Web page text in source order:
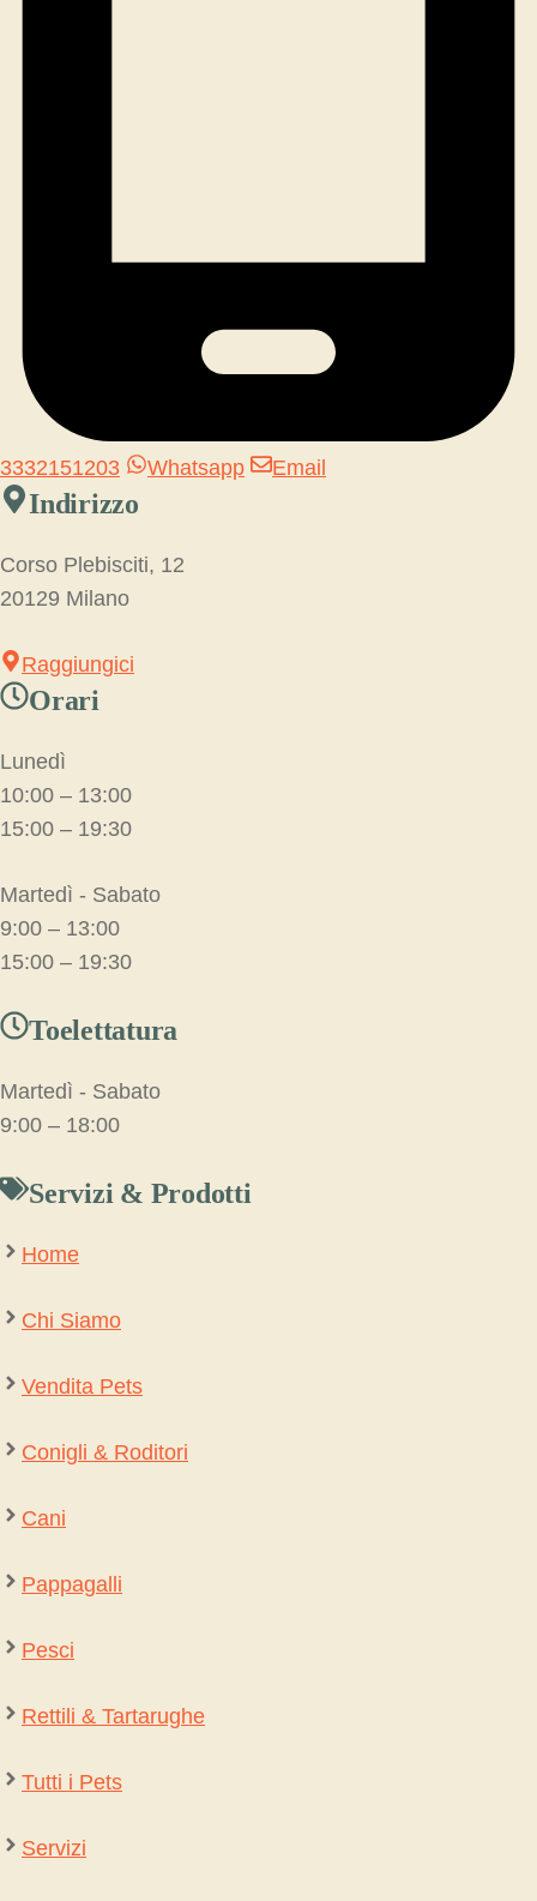
3332151203 Whatsapp Email
Indirizzo
Corso Plebisciti, 12
20129 Milano
Raggiungici
Orari
Lunedì
10:00 – 13:00
15:00 – 19:30
Martedì - Sabato
9:00 – 13:00
15:00 – 19:30
Toelettatura
Martedì - Sabato
9:00 – 18:00
Servizi & Prodotti
Home
Chi Siamo
Vendita Pets
Conigli & Roditori
Cani
Pappagalli
Pesci
Rettili & Tartarughe
Tutti i Pets
Servizi